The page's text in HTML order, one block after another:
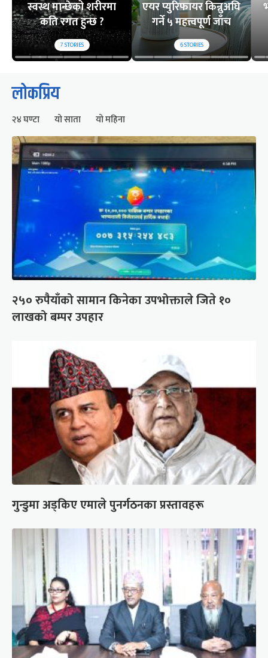
स्वस्थ मान्छेको शरीरमा
कति रगत हुन्छ ?
7STORIES
एयर प्युरिफायर किन्नुअघि
गर्ने ५ महत्त्वपूर्ण जाँच
6STORIES
लोकप्रिय
२४ घण्टा यो साता यो महिना
२५० रुपैयाँको सामान किनेका उपभोक्ताले जिते १०
लाखको बम्पर उपहार
गुन्डुमा अड्किए एमाले पुनर्गठनका प्रस्तावहरू